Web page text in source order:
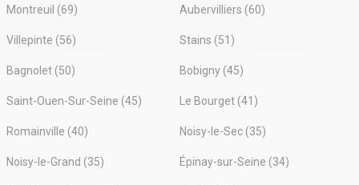
Montreuil (69) Aubervilliers (60)
Villepinte (56) Stains (51)
Bagnolet (50) Bobigny (45)
Saint-Ouen-Sur-Seine (45) Le Bourget (41)
Romainville (40) Noisy-le-Sec (35)
Noisy-le-Grand (35) Épinay-sur-Seine (34)